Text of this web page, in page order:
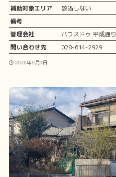
補助対象エリア
該当しない
備考
管理会社
ハウスドゥ 平成通り
問い合わせ先
028-614-2929
2026年6月9日